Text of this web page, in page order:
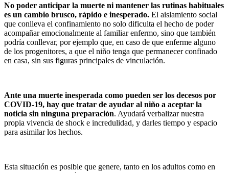
No poder anticipar la muerte ni mantener las rutinas habituales
es un cambio brusco, rápido e inesperado. El aislamiento social
que conlleva el confinamiento no solo dificulta el hecho de poder
acompañar emocionalmente al familiar enfermo, sino que también
podría conllevar, por ejemplo que, en caso de que enferme alguno
de los progenitores, a que el niño tenga que permanecer confinado
en casa, sin sus figuras principales de vinculación.
Ante una muerte inesperada como pueden ser los decesos por
COVID-19, hay que tratar de ayudar al niño a aceptar la
noticia sin ninguna preparación. Ayudará verbalizar nuestra
propia vivencia de shock e incredulidad, y darles tiempo y espacio
para asimilar los hechos.
Esta situación es posible que genere, tanto en los adultos como en